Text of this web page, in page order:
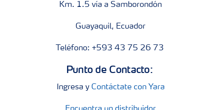
Km. 1.5 vía a Samborondón
Guayaquil, Ecuador
Teléfono: +593 43 75 26 73
Punto de Contacto:
Ingresa y Contáctate con Yara